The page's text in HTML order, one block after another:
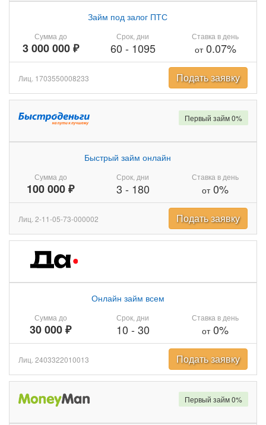
Сумма до
3 000 000 ₽
Займ под залог ПТС
Срок, дни
60 - 1095
Ставка в день
от0.07%
Лиц. 1703550008233 Подать заявку
Сумма до
100 000 ₽
Быстрый займ онлайн
Срок, дни
3 - 180
Ставка в день
от0%
Первый займ 0%
Лиц. 2-11-05-73-000002 Подать заявку
Сумма до
30 000 ₽
Онлайн займ всем
Срок, дни
10 - 30
Ставка в день
от0%
Лиц. 2403322010013 Подать заявку
Первый займ 0%